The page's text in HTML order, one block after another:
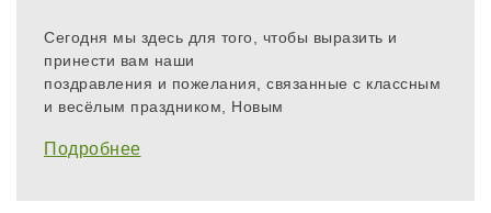
Сегодня мы здесь для того, чтобы выразить и
принести вам наши
поздравления и пожелания, связанные с классным
и весёлым праздником, Новым
Подробнее